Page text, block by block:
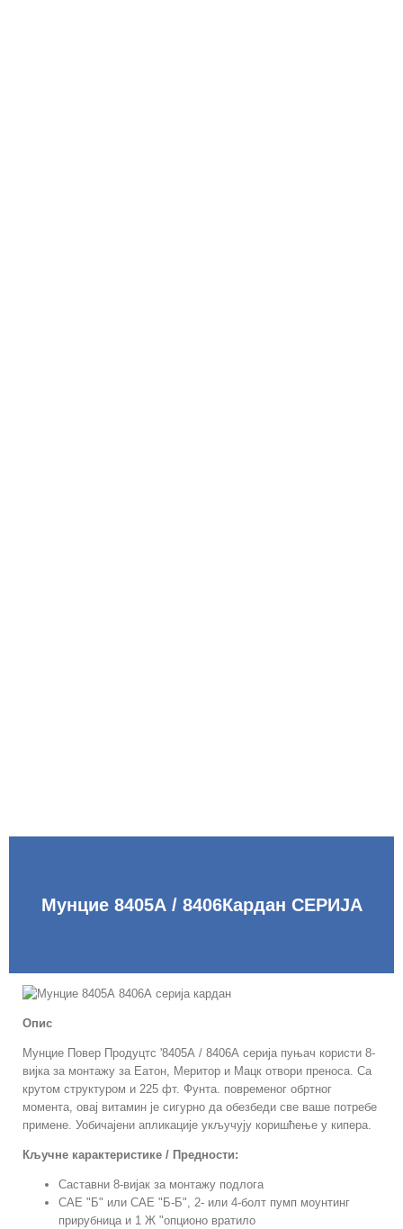
Мунцие 8405А / 8406Кардан СЕРИЈА
Опис
Мунцие Повер Продуцтс '8405А / 8406А серија пуњач користи 8-
вијка за монтажу за Еатон, Меритор и Мацк отвори преноса. Са
крутом структуром и 225 фт. Фунта. повременог обртног
момента, овај витамин је сигурно да обезбеди све ваше потребе
примене. Уобичајени апликације укључују коришћење у кипера.
Кључне карактеристике / Предности:
Саставни 8-вијак за монтажу подлога
САЕ "Б" или САЕ "Б-Б", 2- или 4-болт пумп моунтинг
прирубница и 1 Ж "опционо вратило